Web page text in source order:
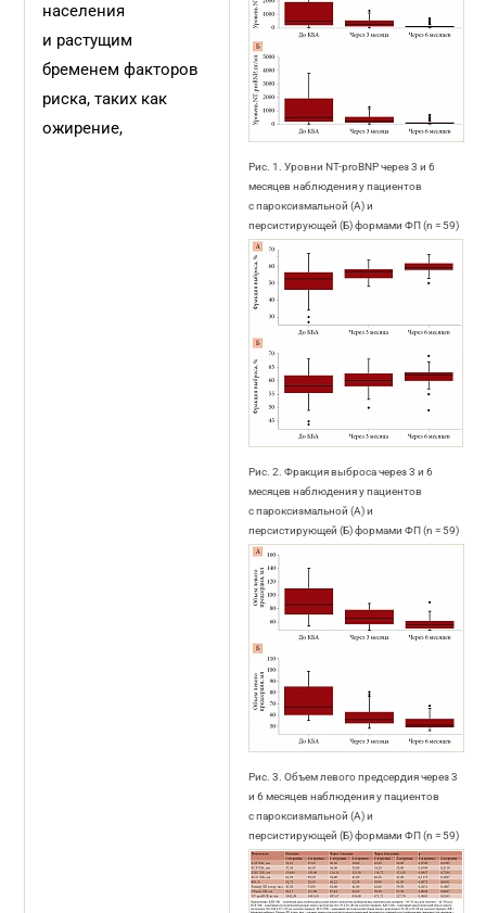
Рис. 1. Уровни NT-proBNP через 3 и 6
месяцев наблюдения у пациентов
с пароксизмальной (А) и
персистирующей (Б) формами ФП (n = 59)
Рис. 2. Фракция выброса через 3 и 6
месяцев наблюдения у пациентов
с пароксизмальной (А) и
персистирующей (Б) формами ФП (n = 59)
Рис. 3. Объем левого предсердия через 3
и 6 месяцев наблюдения у пациентов
с пароксизмальной (А) и
персистирующей (Б) формами ФП (n = 59)
населения
и растущим
бременем факторов
риска, таких как
ожирение,